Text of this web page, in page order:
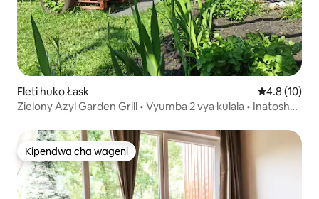
Fleti huko Łask Ukadiriaji
4.8 (10)
Zielony Azyl Garden Grill • Vyumba 2 vya kulala • Inatoshea
Kipendwa cha wageni
Kipendwa cha wageni